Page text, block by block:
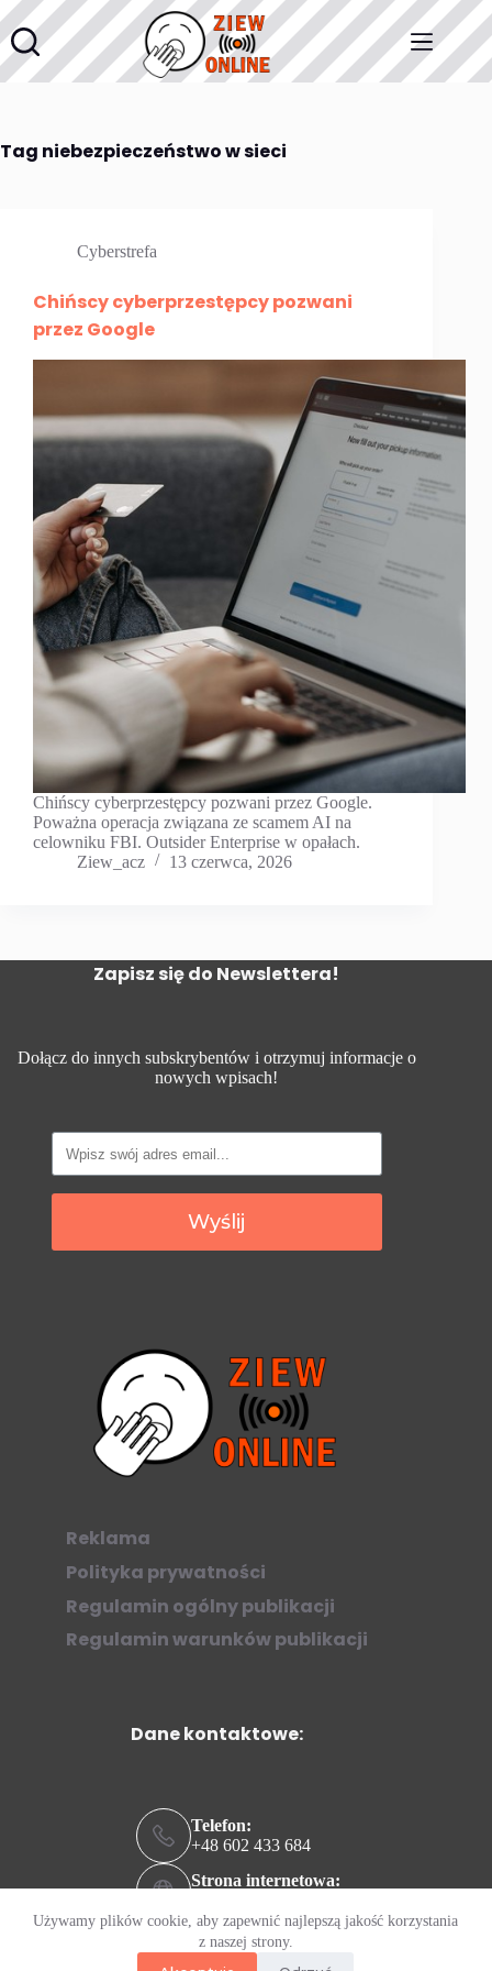
Przejdź
do
treści
Używamy plików cookie, aby zapewnić najlepszą jakość korzystania
z naszej strony.
Tag niebezpieczeństwo w sieci
Cyberstrefa
Chińscy cyberprzestępcy pozwani
przez Google
Chińscy cyberprzestępcy pozwani przez Google.
Poważna operacja związana ze scamem AI na
celowniku FBI. Outsider Enterprise w opałach.
Ziew_acz
13 czerwca, 2026
Zapisz się do Newslettera!
Dołącz do innych subskrybentów i otrzymuj informacje o
nowych wpisach!
Wyślij
Reklama
Polityka prywatności
Regulamin ogólny publikacji
Regulamin warunków publikacji
Dane kontaktowe:
Telefon:
+48 602 433 684
Strona internetowa:
Adres e-mail:
kontakt@ziew.online